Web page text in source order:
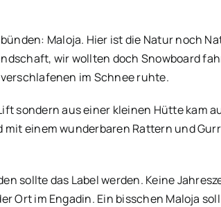
Maloja. Hier ist die Natur noch
wir wollten doch Snowboard
im Schnee ruhte.
sondern aus einer kleinen Hütte kam
einem wunderbaren Rattern und
sollte das Label werden. Keine
Ort im Engadin. Ein bisschen Maloja